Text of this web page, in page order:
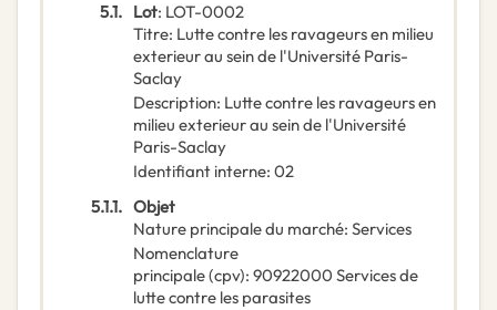
5.1. Lot: LOT-0002
Titre: Lutte contre les ravageurs en milieu
exterieur au sein de l'Université Paris-
Saclay
Description: Lutte contre les ravageurs en
milieu exterieur au sein de l'Université
Paris-Saclay
Identifiant interne: 02
5.1.1. Objet
Nature principale du marché: Services
Nomenclature
principale(cpv): 90922000 Services de
lutte contre les parasites